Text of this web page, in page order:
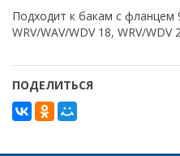
Подходит к бакам с фланцем
WRV/WAV/WDV 18, WRV/WDV
ПОДЕЛИТЬСЯ